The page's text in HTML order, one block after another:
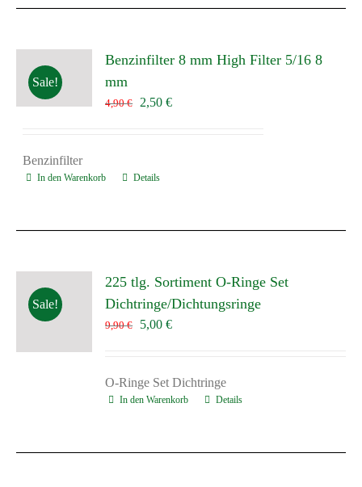
Sale!
Benzinfilter 8 mm High Filter 5/16 8
mm
4,90€
Ursprünglicher
2,50€Aktueller
Benzinfilter
In den Warenkorb Details
Sale!
225 tlg. Sortiment O-Ringe Set
Dichtringe/Dichtungsringe
9,90€
Ursprünglicher
9,90 €
5,00€Aktueller
5,00 €.
O-Ringe Set Dichtringe
In den Warenkorb Details